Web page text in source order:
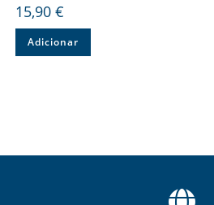
15,90 €
Adicionar